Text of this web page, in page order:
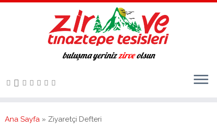
buluşma yerinizzirveolsun
Ana Sayfa » Ziyaretçi Defteri